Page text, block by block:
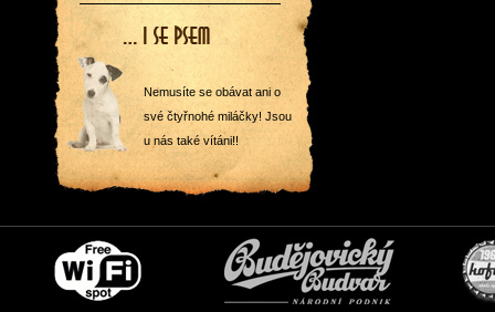
Nemusíte se obávat ani o
své čtyřnohé miláčky! Jsou
u nás také vítáni!!